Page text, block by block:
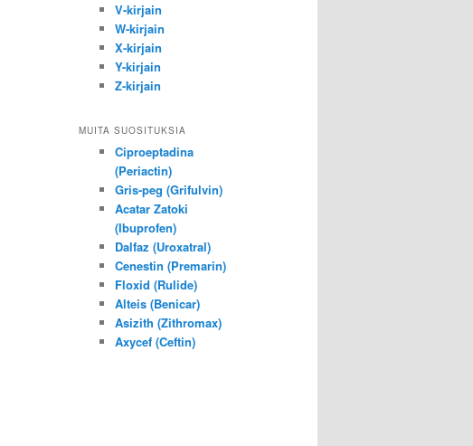
V-kirjain
W-kirjain
X-kirjain
Y-kirjain
Z-kirjain
MUITA SUOSITUKSIA
Ciproeptadina
(Periactin)
Gris-peg (Grifulvin)
Acatar Zatoki
(Ibuprofen)
Dalfaz (Uroxatral)
Cenestin (Premarin)
Floxid (Rulide)
Alteis (Benicar)
Asizith (Zithromax)
Axycef (Ceftin)